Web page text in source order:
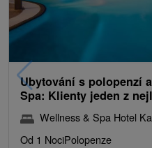
Ubytování s polopenzí
Spa: Klienty jeden z
Wellness & Spa Hotel
Od 1 NociPolopenze